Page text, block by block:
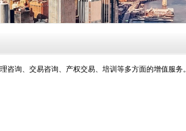
咨询、交易咨询、产权交易、培训等多方面的增值服务。